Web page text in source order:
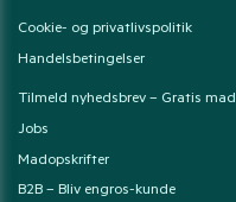
Cookie- og privatlivspolitik
Handelsbetingelser
Tilmeld nyhedsbrev – Gratis mad
Jobs
Madopskrifter
B2B – Bliv engros-kunde